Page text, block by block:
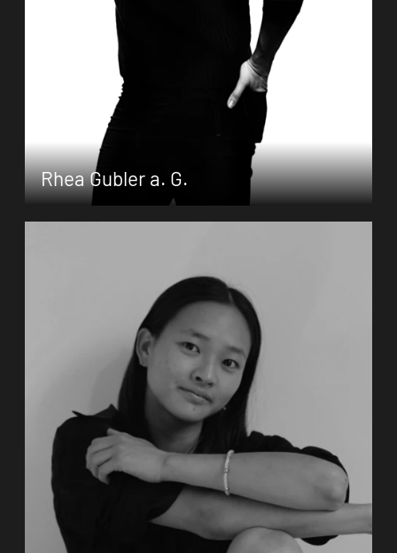
Zum Porträt
Rhea Gubler a. G.
Rhea Gubler, geboren in der Schweiz,
Zürcher Hochschule der Künste. Sie
sammelte bereits während der Ausbildung
erste Bühnenerfahrung und arbeitete (…)